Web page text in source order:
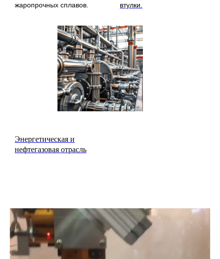
жаропрочных сплавов.
втулки.
Энергетическая и
нефтегазовая отрасль